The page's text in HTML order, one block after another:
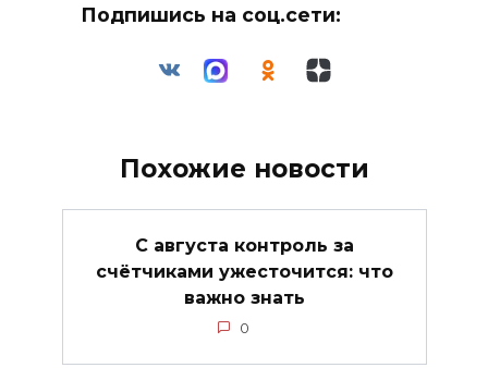
Подпишись на соц.сети:
Похожие новости
С августа контроль за
счётчиками ужесточится: что
важно знать
0